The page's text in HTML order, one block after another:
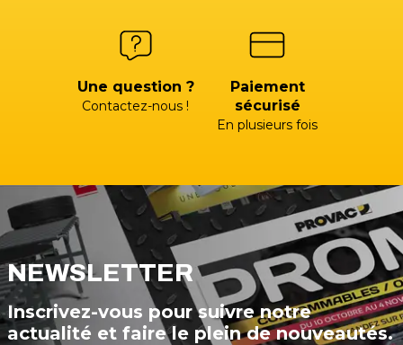
Une question ?
Contactez-nous !
Paiement
sécurisé
En plusieurs fois
NEWSLETTER
Inscrivez-vous pour suivre notre
actualité et faire le plein de nouveautés.